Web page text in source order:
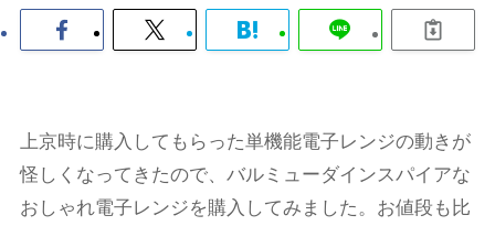
上京時に購入してもらった単機能電子レンジの動きが
怪しくなってきたので、バルミューダインスパイアな
おしゃれ電子レンジを購入してみました。お値段も比